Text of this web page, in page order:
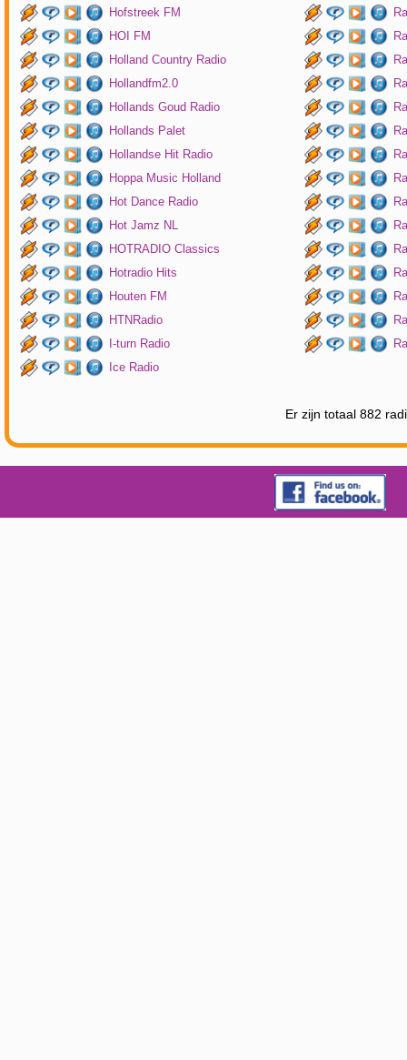
Hofstreek FM
HOI FM
Holland Country Radio
Hollandfm2.0
Hollands Goud Radio
Hollands Palet
Hollandse Hit Radio
Hoppa Music Holland
Hot Dance Radio
Hot Jamz NL
HOTRADIO Classics
Hotradio Hits
Houten FM
HTNRadio
I-turn Radio
Ice Radio
Er zijn totaal 882